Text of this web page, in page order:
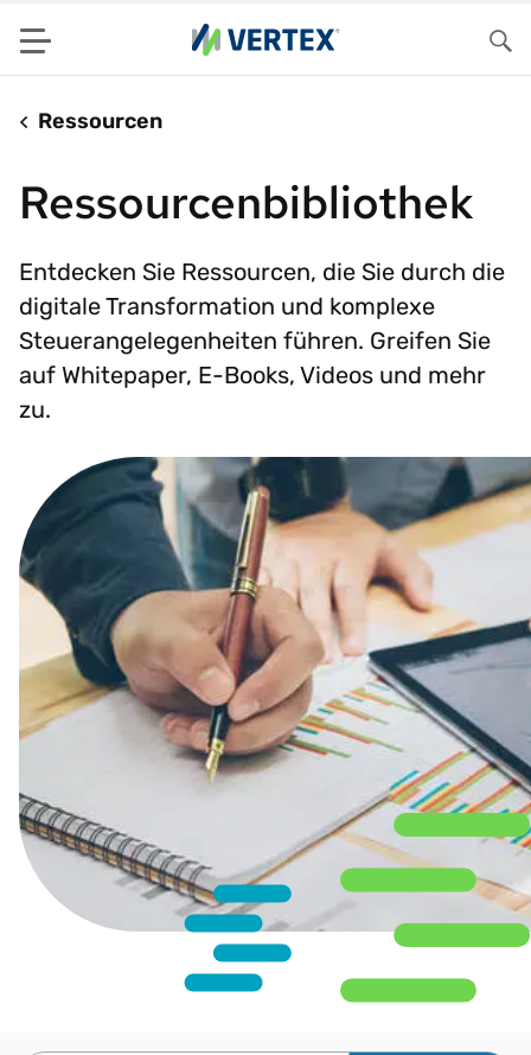
Menu
Ressourcen
Ressourcenbibliothek
Entdecken Sie Ressourcen, die Sie durch die
digitale Transformation und komplexe
Steuerangelegenheiten führen. Greifen Sie
auf Whitepaper, E-Books, Videos und mehr
zu.